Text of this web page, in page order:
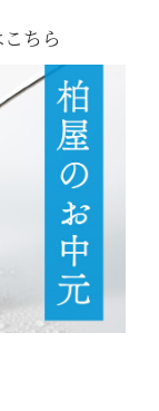
ちら